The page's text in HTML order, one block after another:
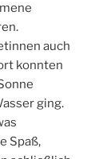
auch
konnten
ging.
Spaß,